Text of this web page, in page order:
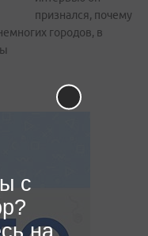
признался, почему
городов, в
с
на